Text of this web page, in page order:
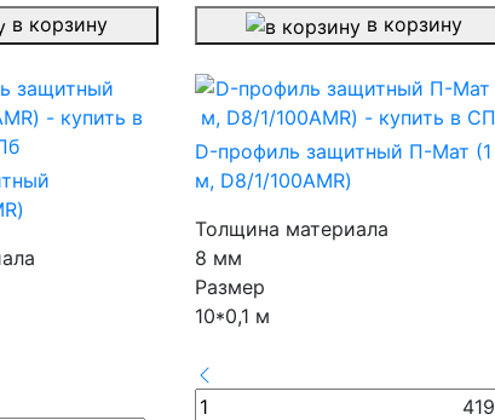
в корзину в корзину
D-профиль защитный П-Мат (1
м, D8/1/100AMR)
Толщина материала
8 мм
Размер
10*0,1 м
419